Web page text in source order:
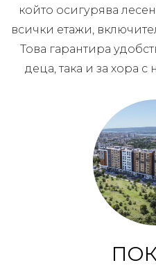
който осигурява
всички етажи,
Това гарантира
деца, така и за хора